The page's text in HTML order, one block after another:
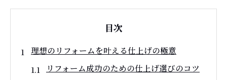
目次
理想のリフォームを叶える仕上げの極意
リフォーム成功のための仕上げ選びのコツ